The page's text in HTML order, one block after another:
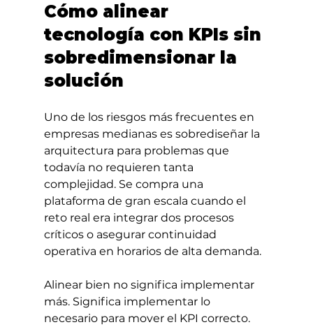
Cómo alinear
tecnología con KPIs sin
sobredimensionar la
solución
Uno de los riesgos más frecuentes en
empresas medianas es sobrediseñar la
arquitectura para problemas que
todavía no requieren tanta
complejidad. Se compra una
plataforma de gran escala cuando el
reto real era integrar dos procesos
críticos o asegurar continuidad
operativa en horarios de alta demanda.
Alinear bien no significa implementar
más. Significa implementar lo
necesario para mover el KPI correcto.